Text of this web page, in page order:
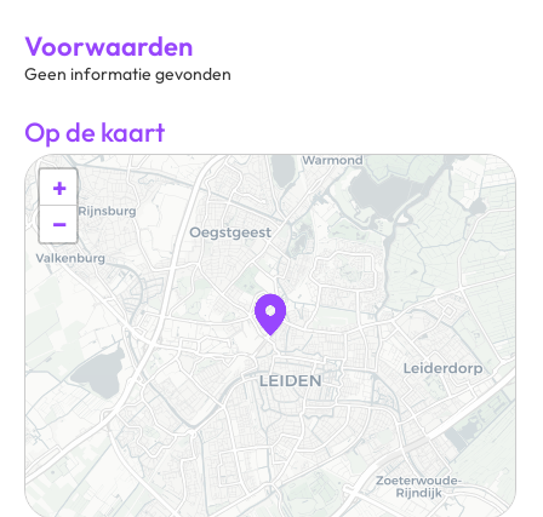
Voorwaarden
Geen informatie gevonden
Op de kaart
+
−